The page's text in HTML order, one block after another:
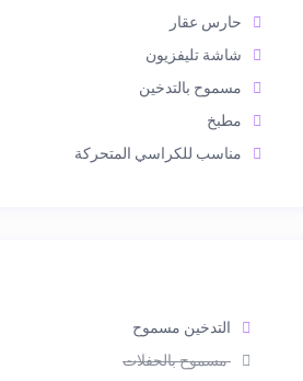
حارس عقار
شاشة تليفزيون
مسموح بالتدخين
مطبخ
مناسب للكراسي المتحركة
التدخين مسموح
مسموح بالحفلات